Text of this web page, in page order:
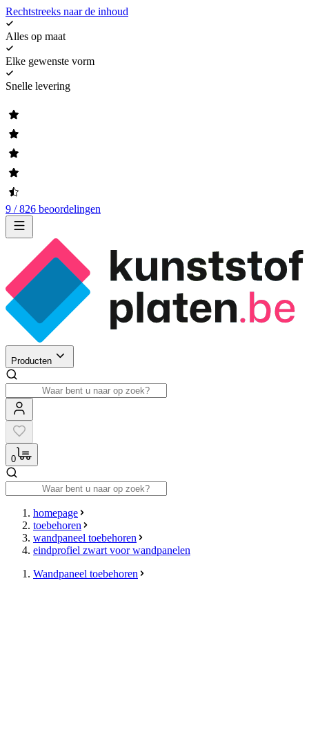
Rechtstreeks naar de inhoud
Alles op maat
Elke gewenste vorm
Snelle levering
9 / 826 beoordelingen
Producten
0
homepage
toebehoren
wandpaneel toebehoren
eindprofiel zwart voor wandpanelen
Wandpaneel toebehoren